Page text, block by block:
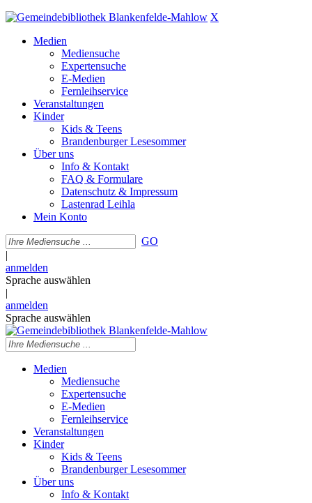
X
Medien
Mediensuche
Expertensuche
E-Medien
Fernleihservice
Veranstaltungen
Kinder
Kids & Teens
Brandenburger Lesesommer
Über uns
Info & Kontakt
FAQ & Formulare
Datenschutz & Impressum
Lastenrad Leihla
Mein Konto
GO
|
anmelden
Sprache auswählen
|
anmelden
Sprache auswählen
Medien
Mediensuche
Expertensuche
E-Medien
Fernleihservice
Veranstaltungen
Kinder
Kids & Teens
Brandenburger Lesesommer
Über uns
Info & Kontakt